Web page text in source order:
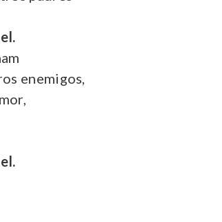
enemigos,